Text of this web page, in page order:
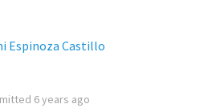
Espinoza Castillo
6 years ago